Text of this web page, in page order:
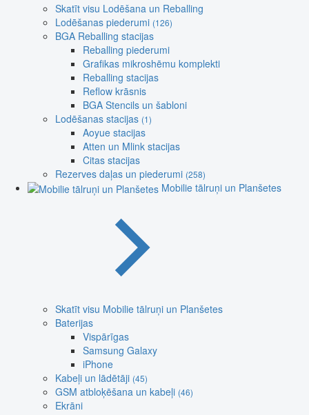
Skatīt visu Lodēšana un Reballing
Lodēšanas piederumi (126)
BGA Reballing stacijas
Reballing piederumi
Grafikas mikroshēmu komplekti
Reballing stacijas
Reflow krāsnis
BGA Stencils un šabloni
Lodēšanas stacijas (1)
Aoyue stacijas
Atten un Mlink stacijas
Citas stacijas
Rezerves daļas un piederumi (258)
Mobilie tālruņi un Planšetes
Skatīt visu Mobilie tālruņi un Planšetes
Baterijas
Vispārīgas
Samsung Galaxy
iPhone
Kabeļi un lādētāji (45)
GSM atbloķēšana un kabeļi (46)
Ekrāni